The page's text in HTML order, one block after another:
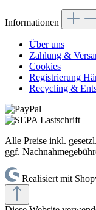
Informationen
Über uns
Zahlung &
Cookies
Registrierung
Recycling &
Alle Preise inkl.
ggf.
Realisiert mit